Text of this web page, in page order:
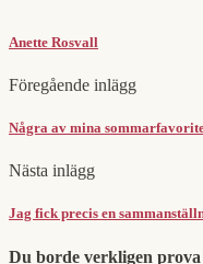
Anette Rosvall
Föregående inlägg
Några av mina
Nästa inlägg
Jag fick precis en
Du borde verkligen